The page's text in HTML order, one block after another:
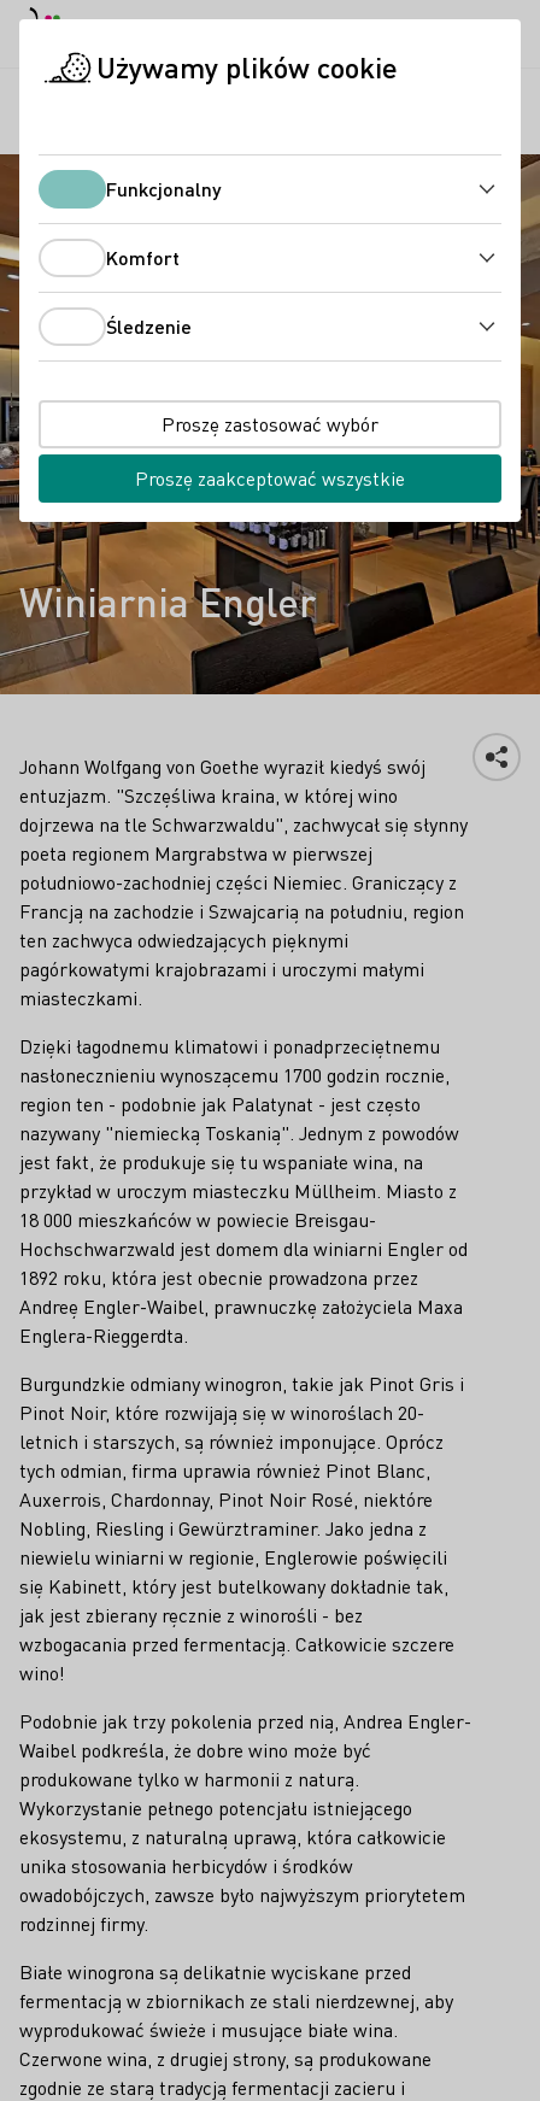
Winiarnia Engler
Johann Wolfgang von Goethe wyraził kiedyś swój
entuzjazm. "Szczęśliwa kraina, w której wino
dojrzewa na tle Schwarzwaldu", zachwycał się słynny
poeta regionem Margrabstwa w pierwszej
południowo-zachodniej części Niemiec. Graniczący z
Francją na zachodzie i Szwajcarią na południu, region
ten zachwyca odwiedzających pięknymi
pagórkowatymi krajobrazami i uroczymi małymi
miasteczkami.
Dzięki łagodnemu klimatowi i ponadprzeciętnemu
nasłonecznieniu wynoszącemu 1700 godzin rocznie,
region ten - podobnie jak Palatynat - jest często
nazywany "niemiecką Toskanią". Jednym z powodów
jest fakt, że produkuje się tu wspaniałe wina, na
przykład w uroczym miasteczku Müllheim. Miasto z
18 000 mieszkańców w powiecie Breisgau-
Hochschwarzwald jest domem dla winiarni Engler od
1892 roku, która jest obecnie prowadzona przez
Andreę Engler-Waibel, prawnuczkę założyciela Maxa
Englera-Rieggerdta.
Burgundzkie odmiany winogron, takie jak Pinot Gris i
Pinot Noir, które rozwijają się w winoroślach 20-
letnich i starszych, są również imponujące. Oprócz
tych odmian, firma uprawia również Pinot Blanc,
Auxerrois, Chardonnay, Pinot Noir Rosé, niektóre
Nobling, Riesling i Gewürztraminer. Jako jedna z
niewielu winiarni w regionie, Englerowie poświęcili
się Kabinett, który jest butelkowany dokładnie tak,
jak jest zbierany ręcznie z winorośli - bez
wzbogacania przed fermentacją. Całkowicie szczere
wino!
Podobnie jak trzy pokolenia przed nią, Andrea Engler-
Waibel podkreśla, że dobre wino może być
produkowane tylko w harmonii z naturą.
Wykorzystanie pełnego potencjału istniejącego
ekosystemu, z naturalną uprawą, która całkowicie
unika stosowania herbicydów i środków
owadobójczych, zawsze było najwyższym priorytetem
rodzinnej firmy.
Białe winogrona są delikatnie wyciskane przed
fermentacją w zbiornikach ze stali nierdzewnej, aby
wyprodukować świeże i musujące białe wina.
Czerwone wina, z drugiej strony, są produkowane
zgodnie ze starą tradycją fermentacji zacieru i
Używamy plików cookie
Funkcjonalny
Komfort
Śledzenie
Proszę zastosować wybór
Proszę zaakceptować wszystkie